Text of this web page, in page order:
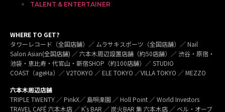
TALENT & ENTERTAINER
WHERE TO GET?
タワーレコード（全国店舗）／ ムラサキスポーツ（全国店舗）／ Nail
Salon Asian(全国店舗) ／ 六本木周辺設置店舗（約50店舗）／ 渋谷・原宿・
池袋・恵比寿・代官山・新宿SHOP（約100店舗）／ STUDIO
COAST（ageHa）／ V2TOKYO ／ ELE TOKYO ／VILLA TOKYO ／ MEZZO
六本木周辺店舗
TRIPLE TWENTY ／ PinkX／ 島唄楽園 ／ Holl Point ／ World Investors
TRAVEL CAFÉ 六本木店 ／ K’s BAR ／ 炭火BAR 集 六本木店 ／ ベル・オーブ